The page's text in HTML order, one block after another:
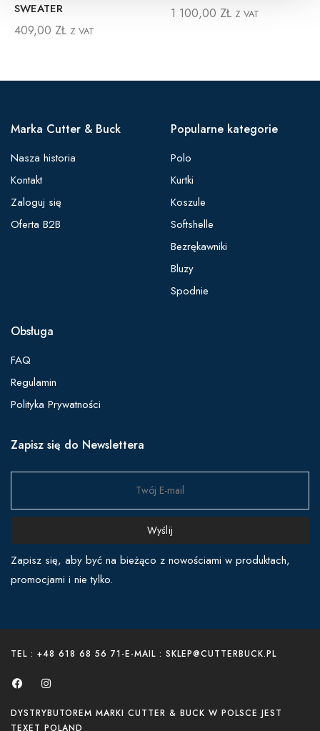
SWEATER
409,00 ZŁ Z VAT
1 100,00 ZŁ Z VAT
Marka Cutter & Buck
Nasza historia
Kontakt
Zaloguj się
Oferta B2B
Popularne kategorie
Polo
Kurtki
Koszule
Softshelle
Bezrękawniki
Bluzy
Spodnie
Obsługa
FAQ
Regulamin
Polityka Prywatności
Zapisz się do Newslettera
Wyślij
Zapisz się, aby być na bieżąco z nowościami w produktach,
promocjami i nie tylko.
TEL : +48 618 68 56 71 -E-MAIL : SKLEP@CUTTERBUCK.PL
DYSTRYBUTOREM MARKI CUTTER & BUCK W POLSCE JEST
TEXET POLAND